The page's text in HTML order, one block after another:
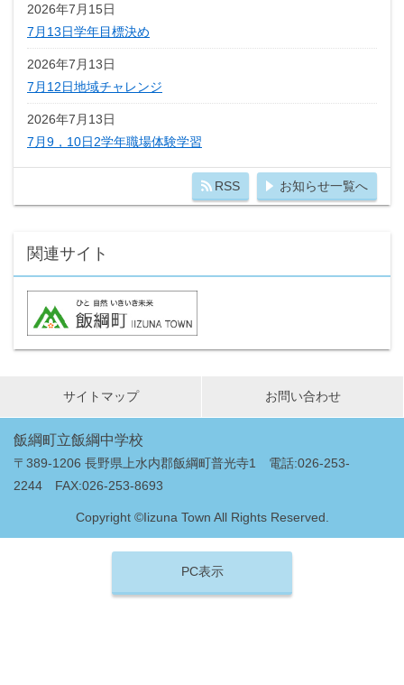
2026年7月15日
7月13日学年目標決め
2026年7月13日
7月12日地域チャレンジ
2026年7月13日
7月9，10日2学年職場体験学習
RSS お知らせ一覧へ
関連サイト
サイトマップ お問い合わせ
飯綱町立飯綱中学校
〒389-1206 長野県上水内郡飯綱町普光寺1 電話:026-253-
2244 FAX:026-253-8693
Copyright ©Iizuna Town All Rights Reserved.
PC表示